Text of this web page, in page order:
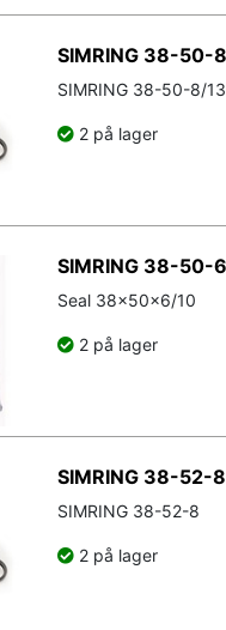
SIMRING 38-50-
SIMRING 38-50-8/13
2 på lager
SIMRING 38-50-
Seal 38x50x6/10
2 på lager
SIMRING 38-52-8
SIMRING 38-52-8
2 på lager